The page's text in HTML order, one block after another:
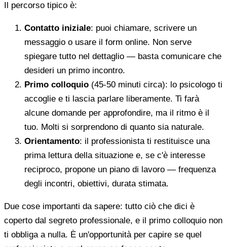
Il percorso tipico è:
Contatto iniziale: puoi chiamare, scrivere un
messaggio o usare il form online. Non serve
spiegare tutto nel dettaglio — basta comunicare che
desideri un primo incontro.
Primo colloquio (45-50 minuti circa): lo psicologo ti
accoglie e ti lascia parlare liberamente. Ti farà
alcune domande per approfondire, ma il ritmo è il
tuo. Molti si sorprendono di quanto sia naturale.
Orientamento: il professionista ti restituisce una
prima lettura della situazione e, se c'è interesse
reciproco, propone un piano di lavoro — frequenza
degli incontri, obiettivi, durata stimata.
Due cose importanti da sapere: tutto ciò che dici è
coperto dal segreto professionale, e il primo colloquio non
ti obbliga a nulla. È un'opportunità per capire se quel